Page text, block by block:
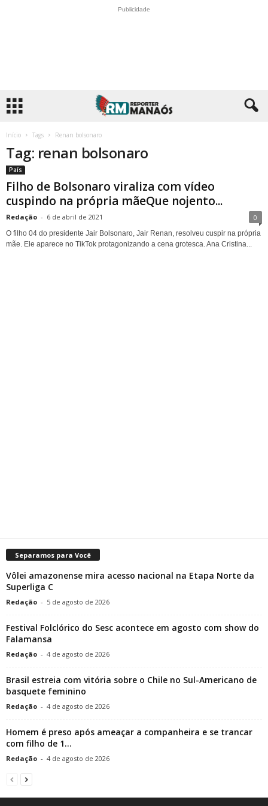
Publicidade
Início Tags Renan bolsonaro
Tag: renan bolsonaro
País
Filho de Bolsonaro viraliza com vídeo
cuspindo na própria mãeQue nojento...
Redação - 6 de abril de 2021 0
O filho 04 do presidente Jair Bolsonaro, Jair Renan, resolveu cuspir na própria
mãe. Ele aparece no TikTok protagonizando a cena grotesca. Ana Cristina...
Separamos para Você
Vôlei amazonense mira acesso nacional na Etapa Norte da
Superliga C
Redação - 5 de agosto de 2026
Festival Folclórico do Sesc acontece em agosto com show do
Falamansa
Redação - 4 de agosto de 2026
Brasil estreia com vitória sobre o Chile no Sul-Americano de
basquete feminino
Redação - 4 de agosto de 2026
Homem é preso após ameaçar a companheira e se trancar
com filho de 1...
Redação - 4 de agosto de 2026